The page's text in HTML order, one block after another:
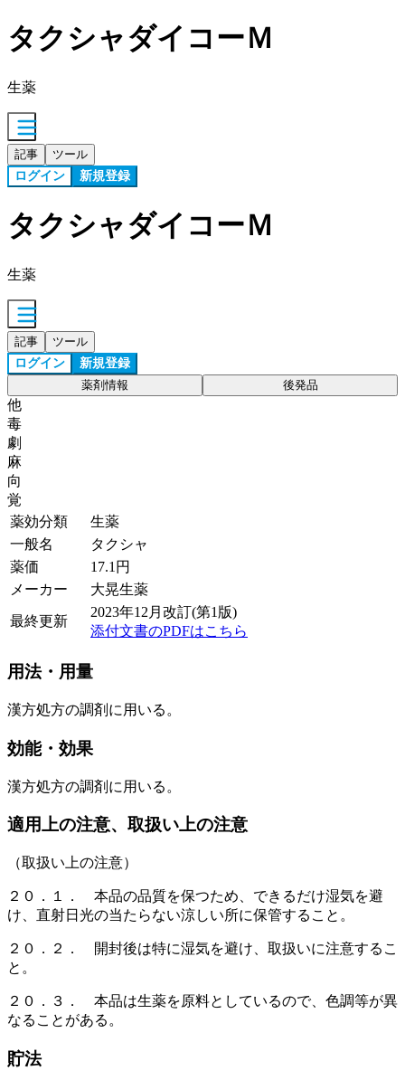
タクシャダイコーＭ
生薬
記事 ツール
ログイン 新規登録
タクシャダイコーＭ
生薬
記事 ツール
ログイン 新規登録
薬剤情報 後発品
他
毒
劇
麻
向
覚
薬効分類
生薬
一般名
タクシャ
薬価
17.1 円
メーカー
大晃生薬
最終更新
2023年12月改訂(第1版)
添付文書のPDFはこちら
用法・用量
漢方処方の調剤に用いる。
効能・効果
漢方処方の調剤に用いる。
適用上の注意、取扱い上の注意
（取扱い上の注意）
２０．１． 本品の品質を保つため、できるだけ湿気を避
け、直射日光の当たらない涼しい所に保管すること。
２０．２． 開封後は特に湿気を避け、取扱いに注意するこ
と。
２０．３． 本品は生薬を原料としているので、色調等が異
なることがある。
貯法